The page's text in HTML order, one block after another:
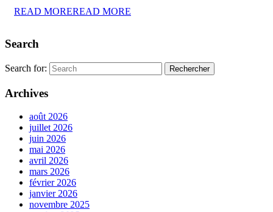
READ MOREREAD MORE
Search
Search for:
Archives
août 2026
juillet 2026
juin 2026
mai 2026
avril 2026
mars 2026
février 2026
janvier 2026
novembre 2025